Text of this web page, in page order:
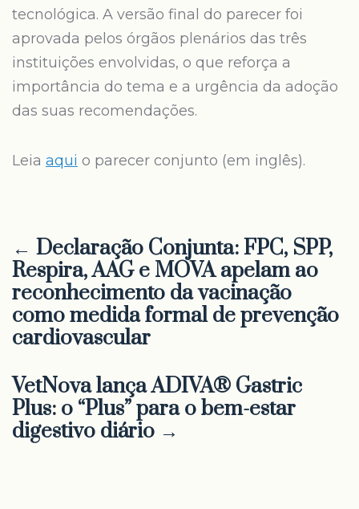
tecnológica. A versão final do parecer foi
aprovada pelos órgãos plenários das três
instituições envolvidas, o que reforça a
importância do tema e a urgência da adoção
das suas recomendações.
Leia aqui o parecer conjunto (em inglês).
← Declaração Conjunta: FPC, SPP,
Respira, AAG e MOVA apelam ao
reconhecimento da vacinação
como medida formal de prevenção
cardiovascular
VetNova lança ADIVA® Gastric
Plus: o “Plus” para o bem-estar
digestivo diário →